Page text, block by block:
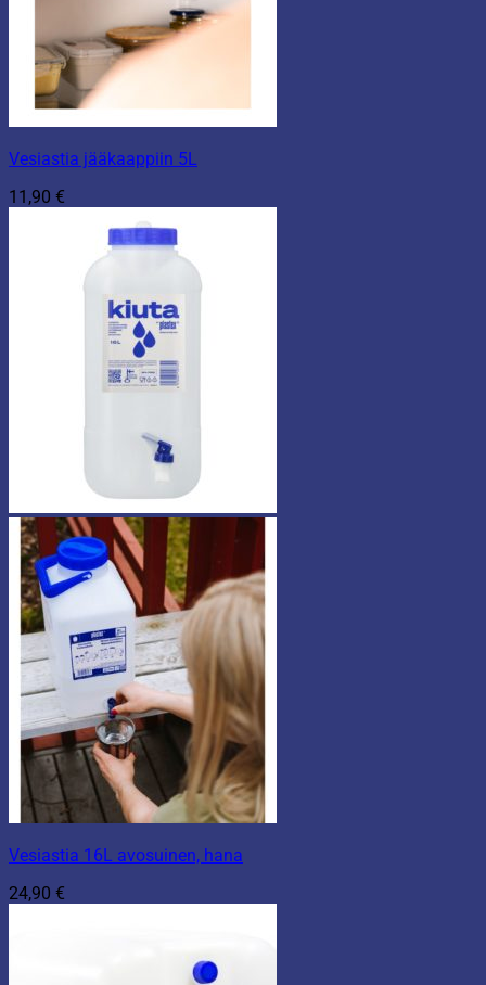
Vesiastia jääkaappiin 5L
11,90 €
Vesiastia 16L avosuinen, hana
24,90 €